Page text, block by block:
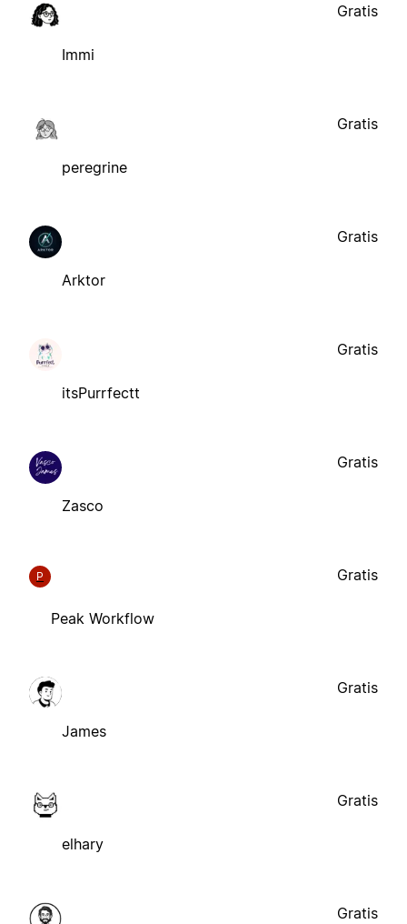
Immi
Gratis
peregrine
Gratis
Arktor
Gratis
itsPurrfectt
Gratis
Zasco
Gratis
P
Peak Workflow
Gratis
James
Gratis
elhary
Gratis
Gratis